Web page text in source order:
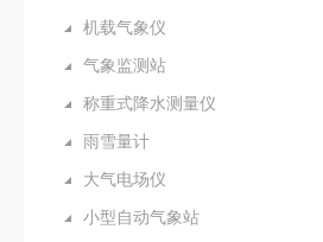
机载气象仪
气象监测站
称重式降水测量仪
雨雪量计
大气电场仪
小型自动气象站